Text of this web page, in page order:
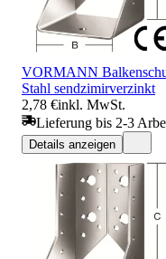
VORMANN
Stahl sendzimirverzinkt
2,78 €inkl. MwSt.
Lieferung bis 2-3
Details anzeigen